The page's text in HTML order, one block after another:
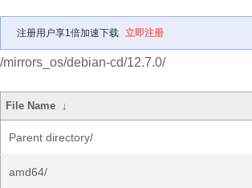
注册用户享1倍加速下载 立即注册
/mirrors_os/debian-cd/12.7.0/
File Name ↓
Parent directory/
amd64/